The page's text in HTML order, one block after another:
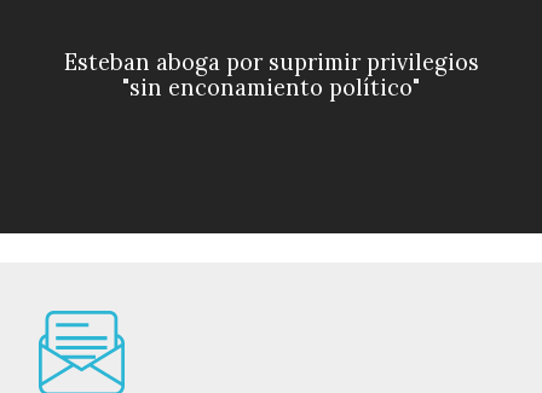
Esteban aboga por suprimir privilegios
"sin enconamiento político"